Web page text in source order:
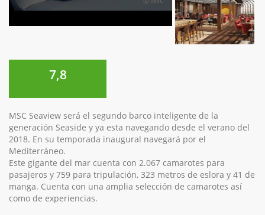
7,8
MSC Seaview será el segundo barco inteligente de la
generación Seaside y ya esta navegando desde el verano del
2018. En su temporada inaugural navegará por el
Mediterráneo.
Este gigante del mar cuenta con 2.067 camarotes para
pasajeros y 759 para tripulación, 323 metros de eslora y 41 de
manga. Cuenta con una amplia selección de camarotes así
como de experiencias.